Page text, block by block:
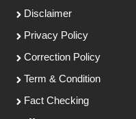
Disclaimer
Privacy Policy
Correction Policy
Term & Condition
Fact Checking